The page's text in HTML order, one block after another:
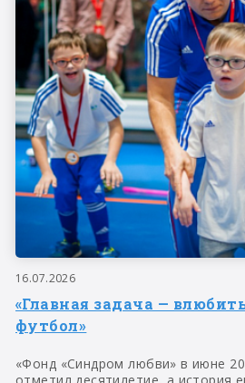
16.07.2026
«Главная задача —
футбол»
«Фонд «Синдром любви» в июне